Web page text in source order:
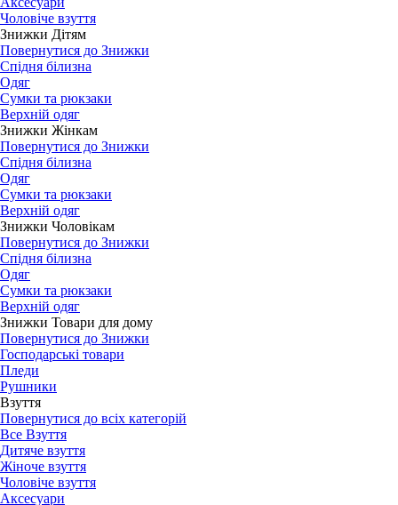
Чоловіче взуття
Знижки Дітям
Повернутися до Знижки
Спідня білизна
Одяг
Сумки та рюкзаки
Верхній одяг
Знижки Жінкам
Повернутися до Знижки
Спідня білизна
Одяг
Сумки та рюкзаки
Верхній одяг
Знижки Чоловікам
Повернутися до Знижки
Спідня білизна
Одяг
Сумки та рюкзаки
Верхній одяг
Знижки Товари для дому
Повернутися до Знижки
Господарські товари
Пледи
Рушники
Взуття
Повернутися до всіх категорій
Все Взуття
Дитяче взуття
Жіноче взуття
Чоловіче взуття
Аксесуари